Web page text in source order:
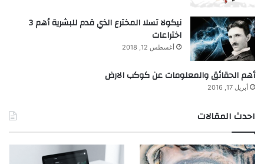
نيكولا تسلا المخترع الذي قدم للبشرية أهم 3
اختراعات
أغسطس 12, 2018
أهم الحقائق والمعلومات عن كوكب الارض
أبريل 17, 2016
احدث المقالات